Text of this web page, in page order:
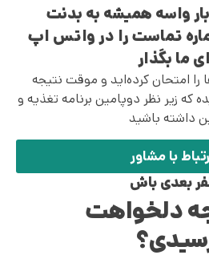
واسه همیشه به بدنت
تماست را در واتس اپ
ما بگذار
را امتحان کرده‌اید و موقت نتیجه
که زیر نظر دوپامین برنامه تغذیه و
داشته باشید
با مشاور
بعدی باش
دلخواهت